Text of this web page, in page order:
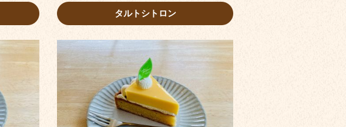
タルトシトロン